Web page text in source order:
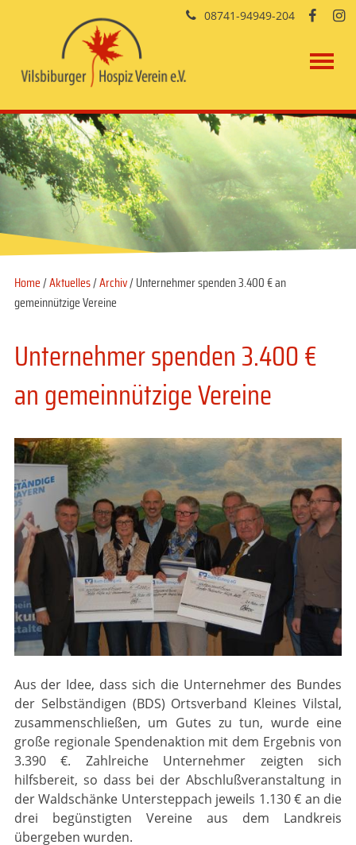
Home/Aktuelles/Archiv/ Unternehmer spenden 3.400 € an
gemeinnützige Vereine
Unternehmer spenden 3.400 €
an gemeinnützige Vereine
Aus der Idee, dass sich die Unternehmer des Bundes
der Selbständigen (BDS) Ortsverband Kleines Vilstal,
zusammenschließen, um Gutes zu tun, wurde eine
große regionale Spendenaktion mit dem Ergebnis von
3.390 €. Zahlreiche Unternehmer zeigten sich
hilfsbereit, so dass bei der Abschlußveranstaltung in
der Waldschänke Untersteppach jeweils 1.130 € an die
drei begünstigten Vereine aus dem Landkreis
übergeben wurden.
08741-94949-204  